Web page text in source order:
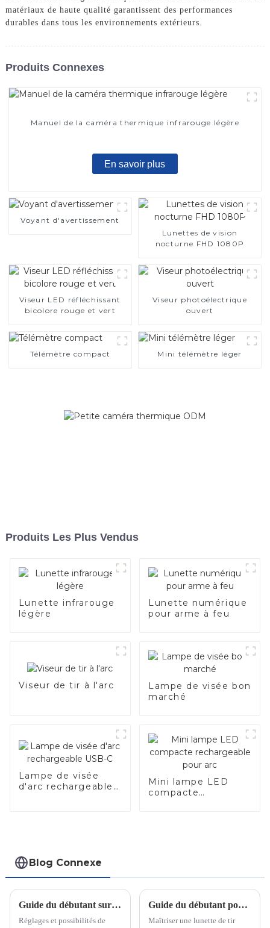
matériaux de haute qualité garantissent des performances
durables dans tous les environnements extérieurs.
Produits Connexes
Manuel de la caméra thermique infrarouge légère
En savoir plus
Voyant d'avertissement
Lunettes de vision
nocturne FHD 1080P
Viseur LED réfléchissant
bicolore rouge et vert
Viseur photoélectrique
ouvert
Télémètre compact Mini télémètre léger
Produits Les Plus Vendus
Lunette infrarouge
légère
Lunette numérique
pour arme à feu
Viseur de tir à l'arc
Lampe de visée bon
marché
Lampe de visée
d'arc rechargeable
Mini lampe LED
compacte
Blog Connexe
Guide du débutant sur les lampes de visée à LED pour le tir à l'arc
Réglages et possibilités de
Guide du débutant pour maîtriser les lunettes de visée pour arbalètes
Maîtriser une lunette de tir